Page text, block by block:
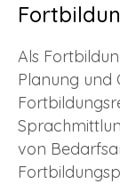
Als
Planung und
von